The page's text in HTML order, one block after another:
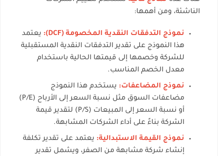
الناشئة، ومن أهمها:
نموذج التدفقات النقدية المخصومة (DCF):
يعتمد
هذا النموذج على تقدير التدفقات النقدية المستقبلية
للشركة وخصمها إلى قيمتها الحالية باستخدام
معدل الخصم المناسب.
نموذج المضاعفات: يستخدم هذا النموذج
مضاعفات السوق مثل نسبة السعر إلى الأرباح (P/E)
أو نسبة السعر إلى المبيعات (P/S) لتقدير قيمة
الشركة بناءً على أداء الشركات المشابهة.
نموذج القيمة الاستبدالية: يعتمد على تقدير تكلفة
إنشاء شركة مشابهة من الصفر، ويشمل تقدير